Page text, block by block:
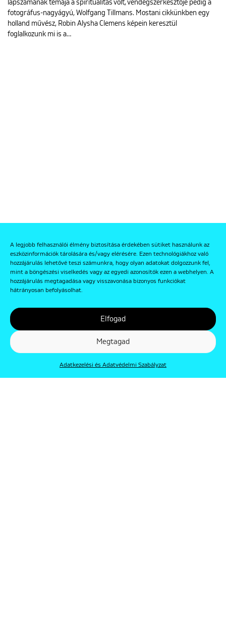
A legjobb felhasználói élmény biztosítása érdekében sütiket használunk az
eszközinformációk tárolására és/vagy elérésére. Ezen technológiákhoz való
hozzájárulás lehetővé teszi számunkra, hogy olyan adatokat dolgozzunk fel,
mint a böngészési viselkedés vagy az egyedi azonosítók ezen a webhelyen. A
hozzájárulás megtagadása vagy visszavonása bizonyos funkciókat
hátrányosan befolyásolhat.
Elfogad
Megtagad
Adatkezelési és Adatvédelmi Szabályzat
lapszámának témája a spiritualitás volt, vendégszerkesztője pedig a
fotográfus-nagyágyú, Wolfgang Tillmans. Mostani cikkünkben egy
holland művész, Robin Alysha Clemens képein keresztül
foglalkozunk mi is a…